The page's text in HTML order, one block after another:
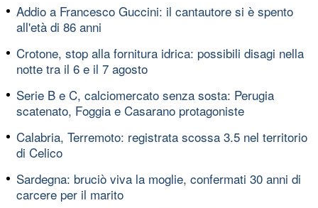
Addio a Francesco Guccini: il cantautore si è spento
all'età di 86 anni
Crotone, stop alla fornitura idrica: possibili disagi nella
notte tra il 6 e il 7 agosto
Serie B e C, calciomercato senza sosta: Perugia
scatenato, Foggia e Casarano protagoniste
Calabria, Terremoto: registrata scossa 3.5 nel territorio
di Celico
Sardegna: bruciò viva la moglie, confermati 30 anni di
carcere per il marito